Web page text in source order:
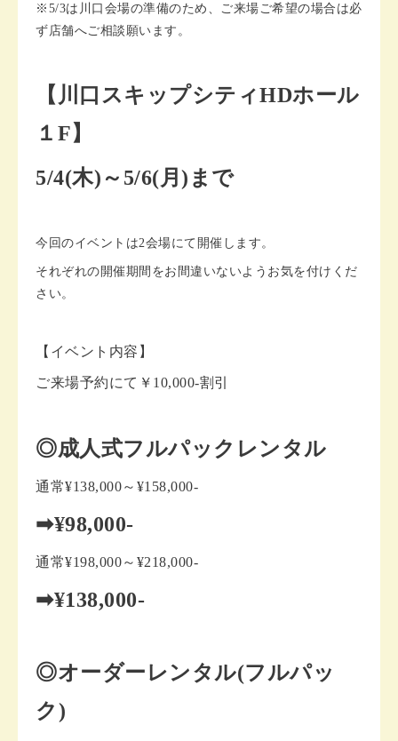
※5/3は川口会場の準備のため、ご来場ご希望の場合は必
ず店舗へご相談願います。
【川口スキップシティHDホール
１F】
5/4(木)～5/6(月)まで
今回のイベントは2会場にて開催します。
それぞれの開催期間をお間違いないようお気を付けくだ
さい。
【イベント内容】
ご来場予約にて￥10,000-割引
◎成人式フルパックレンタル
通常¥138,000～¥158,000-
➡¥98,000-
通常¥198,000～¥218,000-
➡¥138,000-
◎オーダーレンタル(フルパッ
ク)